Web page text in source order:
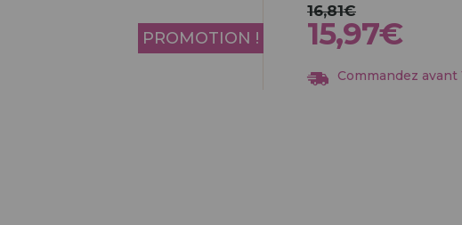
PROMOTION !
16,81€
15,97€
Commandez